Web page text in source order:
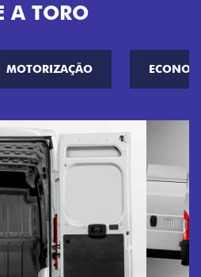
A TORO
MOTORIZAÇÃO